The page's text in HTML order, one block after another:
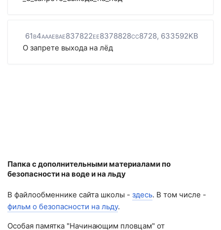
61b4aaaebae837822ee8378828cc8728, 633592KB
О запрете выхода на лёд
Папка с дополнительными материалами по
безопасности на воде и на льду
В файлообменнике сайта школы - здесь. В том числе -
фильм о безопасности на льду.
Особая памятка "Начинающим пловцам" от